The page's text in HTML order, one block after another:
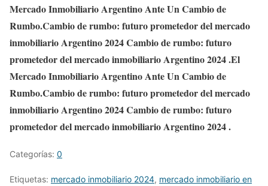
Mercado Inmobiliario Argentino Ante Un Cambio de
Rumbo.Cambio de rumbo: futuro prometedor del mercado
inmobiliario Argentino 2024 Cambio de rumbo: futuro
prometedor del mercado inmobiliario Argentino 2024 .El
Mercado Inmobiliario Argentino Ante Un Cambio de
Rumbo.Cambio de rumbo: futuro prometedor del mercado
inmobiliario Argentino 2024 Cambio de rumbo: futuro
prometedor del mercado inmobiliario Argentino 2024 .
Categorías: 0
Etiquetas: mercado inmobiliario 2024, mercado inmobiliario en